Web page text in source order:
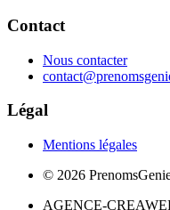
Contact
Nous contacter
Légal
Mentions légales
© 2026
AGENCE-